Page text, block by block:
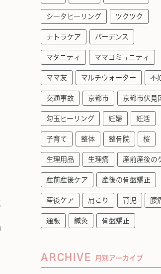
シータヒーリング ツクツク
ナトラケア バーデンス
マタニティ ママコミュニティ
ママ友 マルチウォーター 不
交通事故 京都市 京都市伏見
勾玉ヒーリング 妊婦 妊活
子育て 整体 整骨院 桜
生理用品 生理痛 産前産後の
産前産後ケア 産後の骨盤矯正
産後ケア 肩こり 育児 腰
通販 鍼灸 骨盤矯正
ARCHIVE 月別アーカイブ